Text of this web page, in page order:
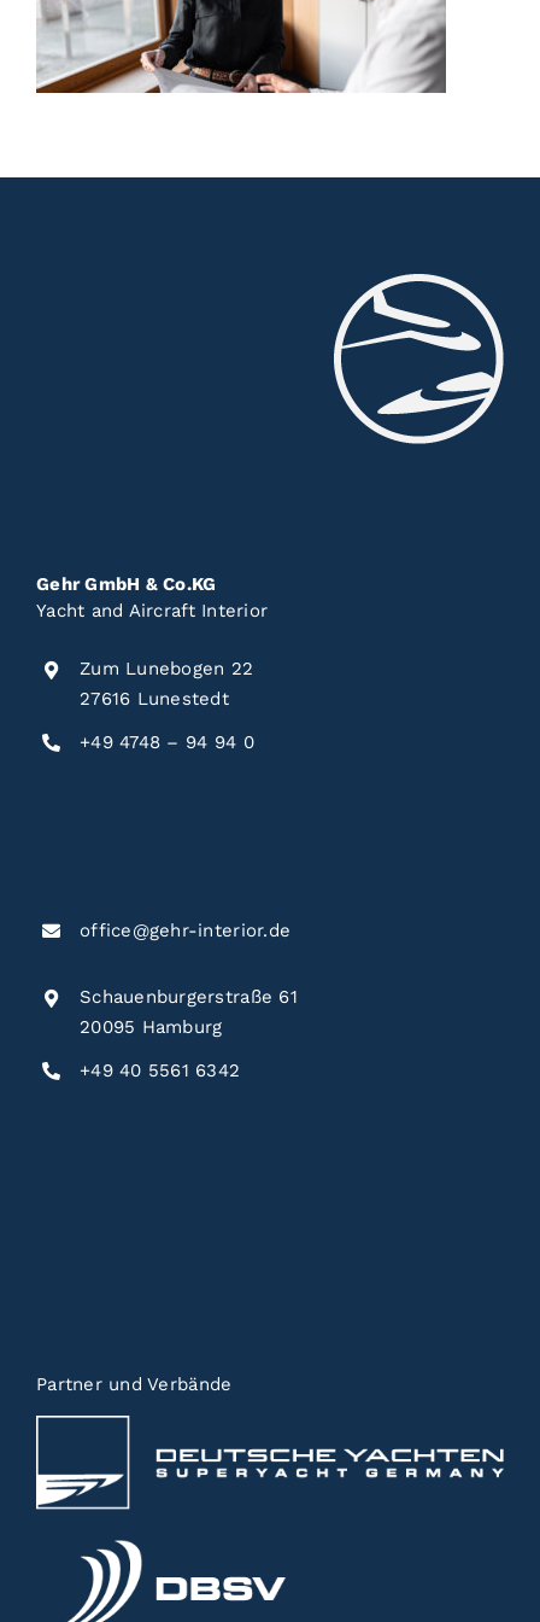
Referenzen
Aktuell
Über Gehr
Gehr GmbH & Co.KG
Yacht and Aircraft Interior
Zum Lunebogen 22
27616 Lunestedt
+49 4748 – 94 94 0
office@gehr-interior.de
Schauenburgerstraße 61
20095 Hamburg
+49 40 5561 6342
Partner und Verbände